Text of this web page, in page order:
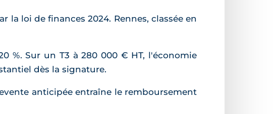
la loi de finances 2024. Rennes, classée en
%. Sur un T3 à 280 000 € HT, l'économie
dès la signature.
anticipée entraîne le remboursement